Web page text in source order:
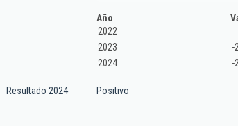
Año
2022
2023
-
2024
-
Resultado 2024 Positivo